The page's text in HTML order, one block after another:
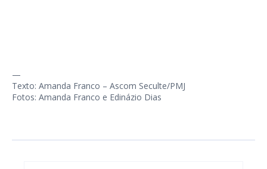
—
Texto: Amanda Franco – Ascom Seculte/PMJ
Fotos: Amanda Franco e Edinázio Dias